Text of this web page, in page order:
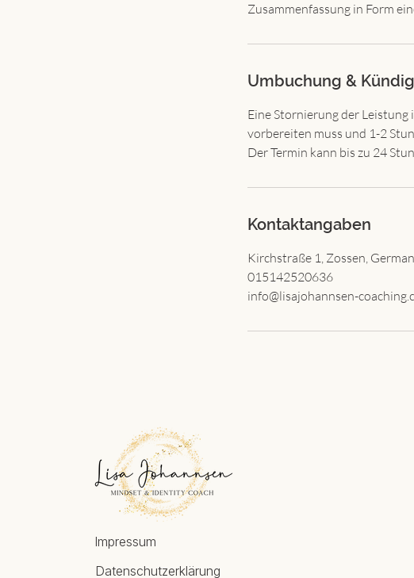
Zusammenfassung in Form
Umbuchung &
Eine Stornierung der
vorbereiten muss und 1-2
Der Termin kann bis zu 24
Kontaktangaben
Kirchstraße 1, Zossen,
015142520636
info@lisajohannsen-
Impressum
Datenschutzerklärung